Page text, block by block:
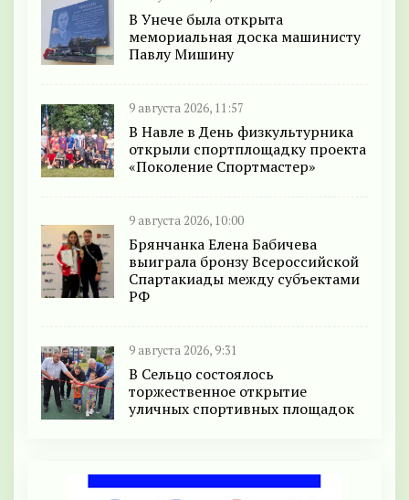
В Унече была открыта
мемориальная доска машинисту
Павлу Мишину
9 августа 2026, 11:57
В Навле в День физкультурника
открыли спортплощадку проекта
«Поколение Спортмастер»
9 августа 2026, 10:00
Брянчанка Елена Бабичева
выиграла бронзу Всероссийской
Спартакиады между субъектами
РФ
9 августа 2026, 9:31
В Сельцо состоялось
торжественное открытие
уличных спортивных площадок